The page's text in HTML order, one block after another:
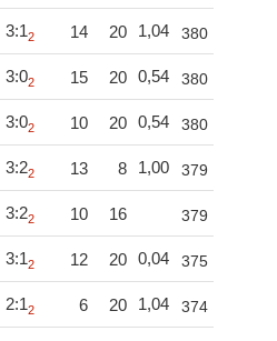
3:12 14 20 1,04 380
3:02 15 20 0,54 380
3:02 10 20 0,54 380
3:22 13 8 1,00 379
3:22 10 16 379
3:12 12 20 0,04 375
2:12 6 20 1,04 374